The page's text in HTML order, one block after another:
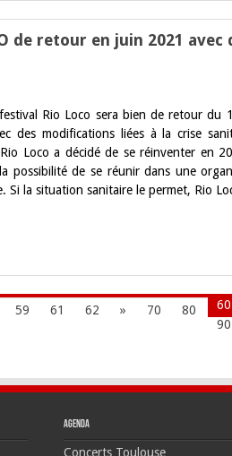
de retour en juin 2021 avec
Rio Loco sera bien de retour du
des modifications liées à la crise
Loco a décidé de se réinventer en
possibilité de se réunir dans une
Si la situation sanitaire le permet, Rio
59 60
61 62 » 70
80
90
Agenda
Concerts Toulouse